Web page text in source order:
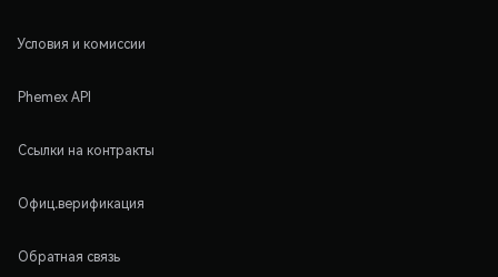
Условия и комиссии
Phemex API
Ссылки на контракты
Офиц.верификация
Обратная связь